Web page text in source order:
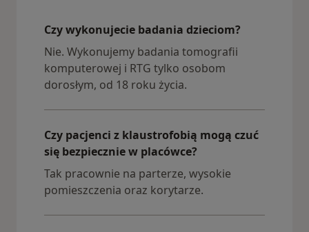
Czy wykonujecie badania dzieciom?
Nie. Wykonujemy badania tomografii
komputerowej i RTG tylko osobom
dorosłym, od 18 roku życia.
Czy pacjenci z klaustrofobią mogą czuć
się bezpiecznie w placówce?
Tak pracownie na parterze, wysokie
pomieszczenia oraz korytarze.